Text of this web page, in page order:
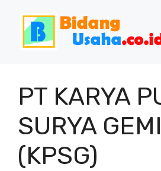
PT KARYA
SURYA
(KPSG)